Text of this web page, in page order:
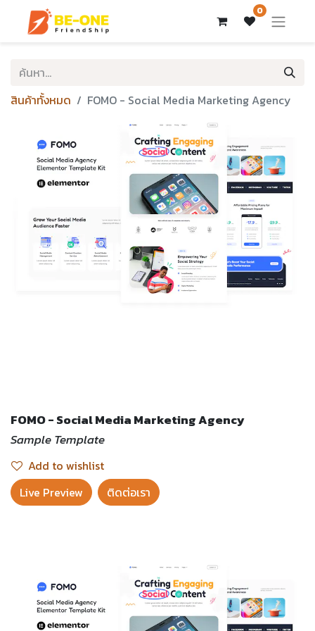
0
สินค้าทั้งหมด FOMO - Social Media Marketing Agency
FOMO - Social Media Marketing Agency
Sample Template
Add to wishlist
Live Preview​
ติดต่อเรา